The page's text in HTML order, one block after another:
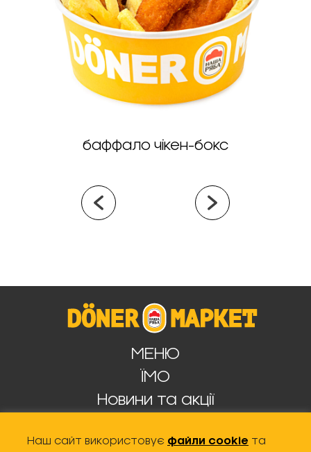
Наш сайт використовує файли cookie та
баффало чікен-бокс
МЕНЮ
ЇМО
Новини та акції